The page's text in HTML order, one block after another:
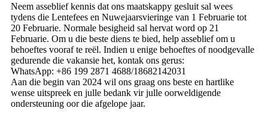
Neem asseblief kennis dat ons maatskappy gesluit sal wees
tydens die Lentefees en Nuwejaarsvieringe van 1 Februarie tot
20 Februarie. Normale besigheid sal hervat word op 21
Februarie. Om u die beste diens te bied, help asseblief om u
behoeftes vooraf te reël. Indien u enige behoeftes of noodgevalle
gedurende die vakansie het, kontak ons ​​gerus:
WhatsApp: +86 199 2871 4688/18682142031
Aan die begin van 2024 wil ons graag ons beste en hartlike
wense uitspreek en julle bedank vir julle oorweldigende
ondersteuning oor die afgelope jaar.